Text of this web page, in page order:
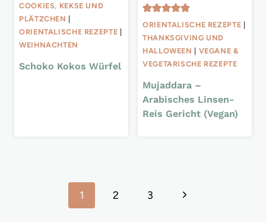
COOKIES, KEKSE UND
PLÄTZCHEN
ORIENTALISCHE REZEPTE
WEIHNACHTEN
Schoko Kokos Würfel
ORIENTALISCHE REZEPTE
THANKSGIVING UND
HALLOWEEN
VEGANE &
VEGETARISCHE REZEPTE
Mujaddara –
Arabisches Linsen-
Reis Gericht (Vegan)
1 2 3
Nächste